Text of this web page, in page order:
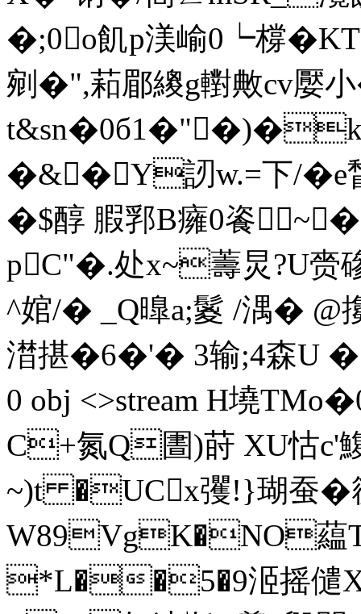
�;0o飢p渼崳0┕橕
剜�",萂郿繌g轛敟cv嬮
�&�Y訒w.=下/
�$醇 腵郛B癕0餈
pC"�.处x~薵炅?U赍
^婠/� _Q曍a;鬉 /湡�
澘揕�6�'� 3输;4森 U
0 obj <>stream H墝
C+氮Q圕)莳 XU怙c'
~)t �UCx彏!}瑚蚕
W89VgK�NO藴
*L��5�9洍摇儙